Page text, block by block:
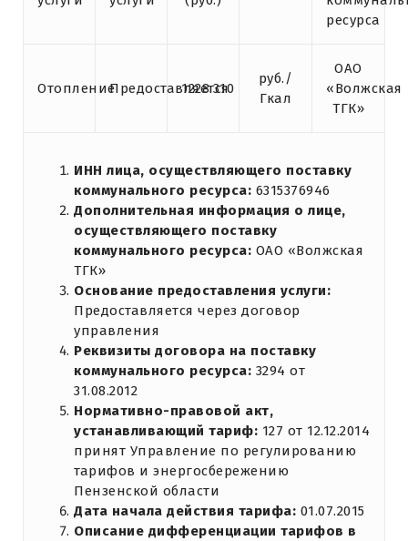
ресурса
ОтоплениеПредоставляется
1228.310
руб./
Гкал
ОАО
«Волжская
ТГК»
ИНН лица, осуществляющего поставку
коммунального ресурса: 6315376946
Дополнительная информация о лице,
осуществляющего поставку
коммунального ресурса: ОАО «Волжская
ТГК»
Основание предоставления услуги:
Предоставляется через договор
управления
Реквизиты договора на поставку
коммунального ресурса: 3294 от
31.08.2012
Нормативно-правовой акт,
устанавливающий тариф: 127 от 12.12.2014
принят Управление по регулированию
тарифов и энергосбережению
Пензенской области
Дата начала действия тарифа: 01.07.2015
Описание дифференциации тарифов в